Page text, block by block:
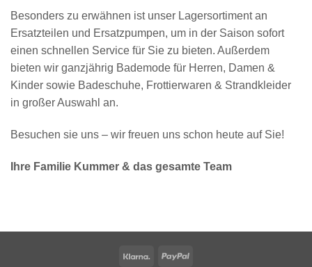
Besonders zu erwähnen ist unser Lagersortiment an
Ersatzteilen und Ersatzpumpen, um in der Saison sofort
einen schnellen Service für Sie zu bieten. Außerdem
bieten wir ganzjährig Bademode für Herren, Damen &
Kinder sowie Badeschuhe, Frottierwaren & Strandkleider
in großer Auswahl an.
Besuchen sie uns – wir freuen uns schon heute auf Sie!
Ihre Familie Kummer & das gesamte Team
Klarna PayPal